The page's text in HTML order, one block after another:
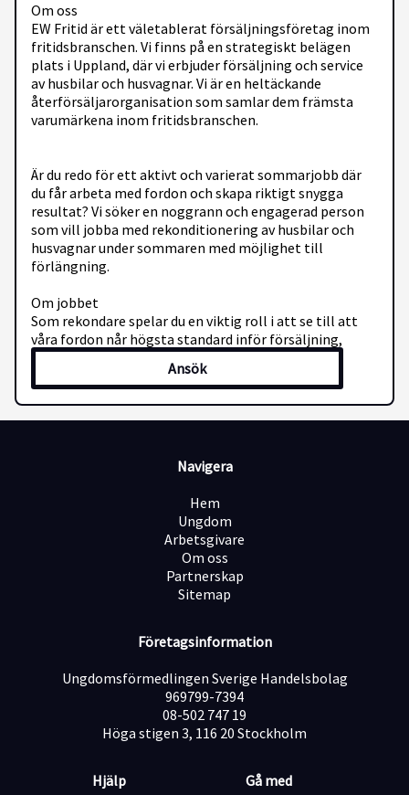
Om oss
EW Fritid är ett väletablerat försäljningsföretag inom
fritidsbranschen. Vi finns på en strategiskt belägen
plats i Uppland, där vi erbjuder försäljning och service
av husbilar och husvagnar. Vi är en heltäckande
återförsäljarorganisation som samlar dem främsta
varumärkena inom fritidsbranschen.
Är du redo för ett aktivt och varierat sommarjobb där
du får arbeta med fordon och skapa riktigt snygga
resultat? Vi söker en noggrann och engagerad person
som vill jobba med rekonditionering av husbilar och
husvagnar under sommaren med möjlighet till
förlängning.
Om jobbet
Som rekondare spelar du en viktig roll i att se till att
våra fordon når högsta standard inför försäljning,
inbyten och leveranser. Dina arbetsuppgifter inkluderar:
· Utvändig tvätt och polering – få våra husbilar och
husvagnar att glänsa!
att jobba fysiskt, har ett öga för detaljer och trivs i en
roll där du får arbeta både självständigt och i team.
Tjänsten innebär arbete vardagar enligt schema.
· Du är noggrann och gillar att arbeta praktiskt.
· Du kan jobba självständigt och ta egna initiativ.
· Ett roligt och omväxlande jobb under sommaren.
· Ett härligt team och en arbetsplats med bra
· Möjlighet att skaffa värdefull arbetslivserfarenhet.
Ansök
Navigera
Hem
Ungdom
Arbetsgivare
Om oss
Partnerskap
Sitemap
Företagsinformation
Ungdomsförmedlingen Sverige Handelsbolag
969799-7394
08-502 747 19
Höga stigen 3, 116 20 Stockholm
Hjälp Gå med